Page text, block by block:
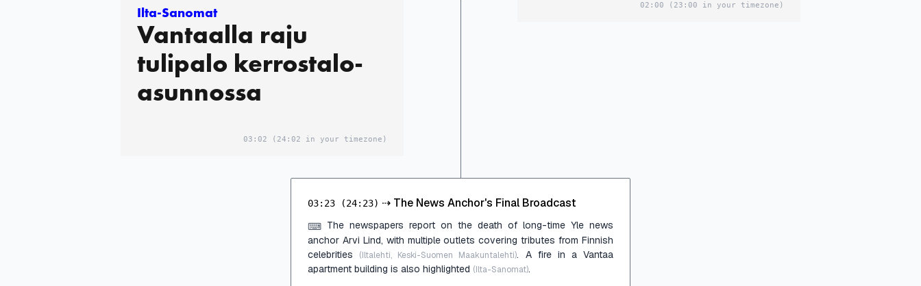
02:00 (23:00 in your timezone)
Ilta-Sanomat
Vantaalla raju
tulipalo kerrostalo­
asunnossa
03:02 (24:02 in your timezone)
03:23 (24:23) ⇢ The News Anchor's Final Broadcast
⌨ The newspapers report on the death of long-time Yle news
anchor Arvi Lind, with multiple outlets covering tributes from Finnish
celebrities
(Iltalehti, Keski-Suomen Maakuntalehti). A fire in a Vantaa
apartment building is also highlighted (Ilta-Sanomat).